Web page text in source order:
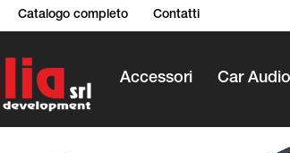
Catalogo completo Contatti
Accessori Car Audio